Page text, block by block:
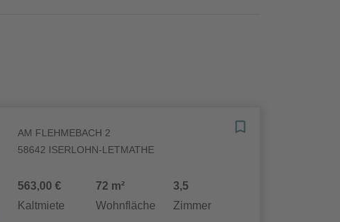
AM FLEHMEBACH 2
58642 ISERLOHN-LETMATHE
Kaltmiete
563,00 €
Wohnfläche
72 m²
Zimmer
3,5